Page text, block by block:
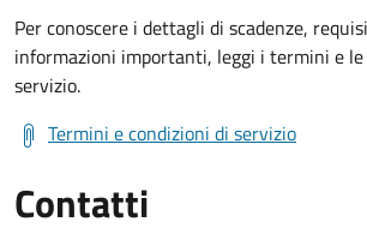
Per conoscere i dettagli di scadenze,
informazioni importanti, leggi i termini e le
servizio.
Termini e condizioni di servizio
Contatti